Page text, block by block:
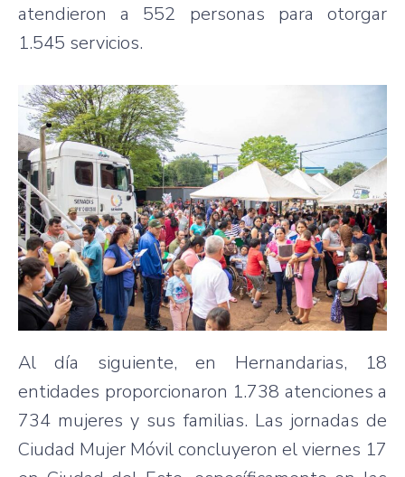
atendieron a 552 personas para otorgar
1.545 servicios.
Al día siguiente, en Hernandarias, 18
entidades proporcionaron 1.738 atenciones a
734 mujeres y sus familias. Las jornadas de
Ciudad Mujer Móvil concluyeron el viernes 17